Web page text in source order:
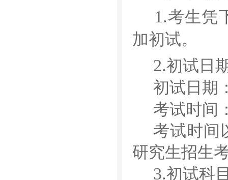
1.考生凭
加初试。
2.初试日
初试日期
考试时间
考试时间
研究生招生
3.初试科